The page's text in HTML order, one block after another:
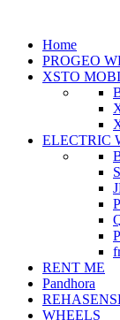
Home
PROGEO
XSTO
ELECTRIC
RENT ME
Pandhora
WHEELS